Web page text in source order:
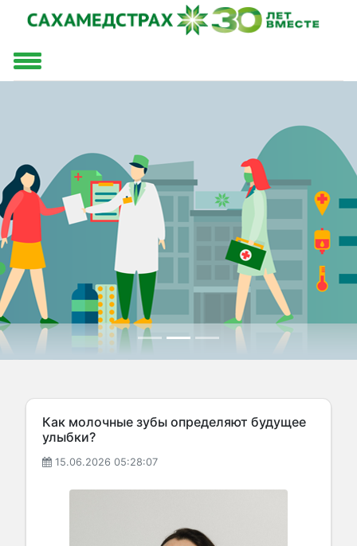
Как молочные зубы определяют будущее
улыбки?
15.06.2026 05:28:07